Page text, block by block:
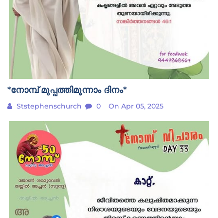
*നോമ്പ് മുപ്പത്തിമൂന്നാം ദിനം*
Ststephenschurch 0 On Apr 05, 2025